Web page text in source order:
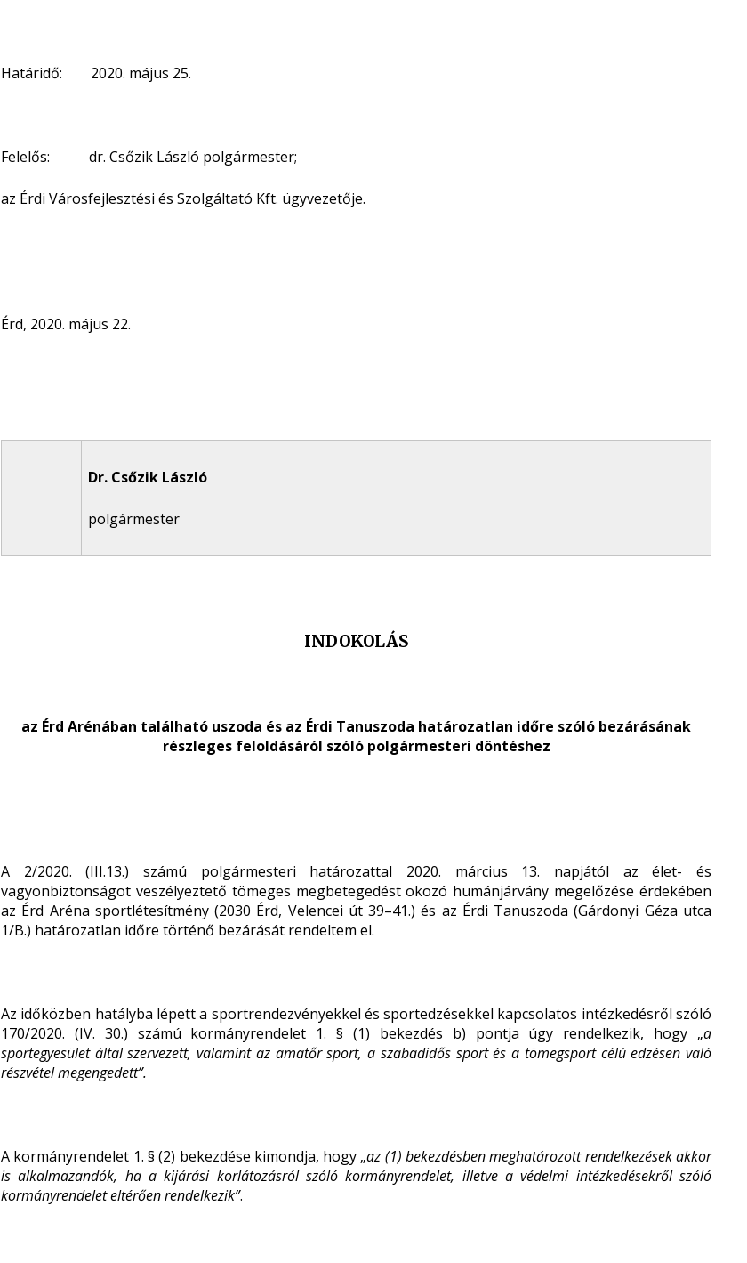
Határidő: 2020. május 25.
Felelős: dr. Csőzik László polgármester;
az Érdi Városfejlesztési és Szolgáltató Kft. ügyvezetője.
Érd, 2020. május 22.
Dr. Csőzik László
polgármester
INDOKOLÁS
az Érd Arénában található uszoda és az Érdi Tanuszoda határozatlan időre szóló bezárásának
részleges feloldásáról szóló polgármesteri döntéshez
A 2/2020. (III.13.) számú polgármesteri határozattal 2020. március 13. napjától az élet- és
vagyonbiztonságot veszélyeztető tömeges megbetegedést okozó humánjárvány megelőzése érdekében
az Érd Aréna sportlétesítmény (2030 Érd, Velencei út 39–41.) és az Érdi Tanuszoda (Gárdonyi Géza utca
1/B.) határozatlan időre történő bezárását rendeltem el.
Az időközben hatályba lépett a sportrendezvényekkel és sportedzésekkel kapcsolatos intézkedésről szóló
170/2020. (IV. 30.) számú kormányrendelet 1. § (1) bekezdés b) pontja úgy rendelkezik, hogy „a
sportegyesület által szervezett, valamint az amatőr sport, a szabadidős sport és a tömegsport célú edzésen való
részvétel megengedett”.
A kormányrendelet 1. § (2) bekezdése kimondja, hogy „az (1) bekezdésben meghatározott rendelkezések akkor
is alkalmazandók, ha a kijárási korlátozásról szóló kormányrendelet, illetve a védelmi intézkedésekről szóló
kormányrendelet eltérően rendelkezik”.